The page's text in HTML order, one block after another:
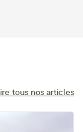
tous nos articles